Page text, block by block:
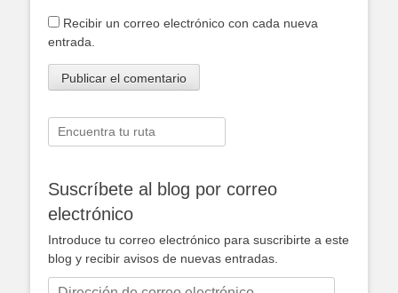
Recibir un correo electrónico con cada nueva
entrada.
Buscar:
Suscríbete al blog por correo
electrónico
Introduce tu correo electrónico para suscribirte a este
blog y recibir avisos de nuevas entradas.
Dirección